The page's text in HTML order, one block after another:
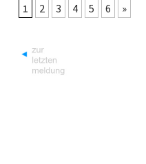
1 2 3 4 5 6 »